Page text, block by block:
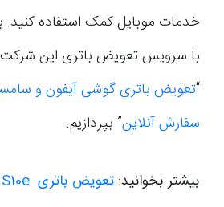
خدمات موبایل کمک استفاده کنید.
با سرویس تعویض باتری این شرکت
“تعویض باتری گوشی آیفون و
سفارش آنلاین” بپردازیم.
بیشتر بخوانید: تعویض باتری S10e سامسونگ